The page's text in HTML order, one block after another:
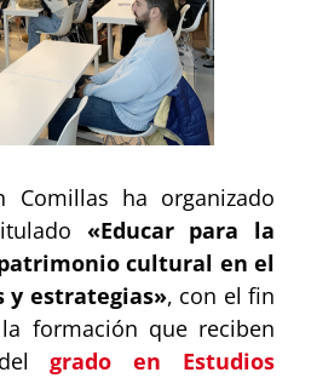
Comillas ha organizado
«Educar para la
cultural en el
y estrategias», con el fin
formación que reciben
delgrado en Estudios